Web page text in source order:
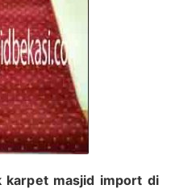
karpet masjid import di